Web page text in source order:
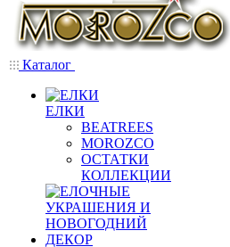
Каталог
ЕЛКИ
BEATREES
MOROZCO
ОСТАТКИ
КОЛЛЕКЦИИ